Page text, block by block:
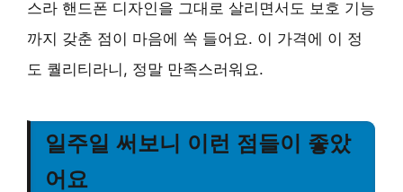
스라 핸드폰 디자인을 그대로 살리면서도 보호 기능
까지 갖춘 점이 마음에 쏙 들어요. 이 가격에 이 정
도 퀄리티라니, 정말 만족스러워요.
일주일 써보니 이런 점들이 좋았
어요